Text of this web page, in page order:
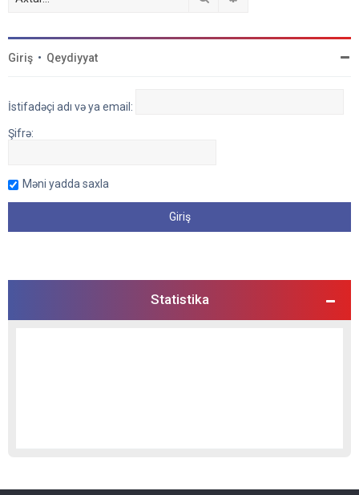
Giriş • Qeydiyyat
İstifadəçi adı və ya email:
Şifrə:
Məni yadda saxla
Statistika